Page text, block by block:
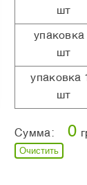
шт
упаковка
шт
упаковка
шт
Сумма: 0
Очистить